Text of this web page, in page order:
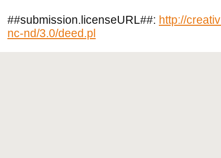
##submission.licenseURL##: http://
nc-nd/3.0/deed.pl